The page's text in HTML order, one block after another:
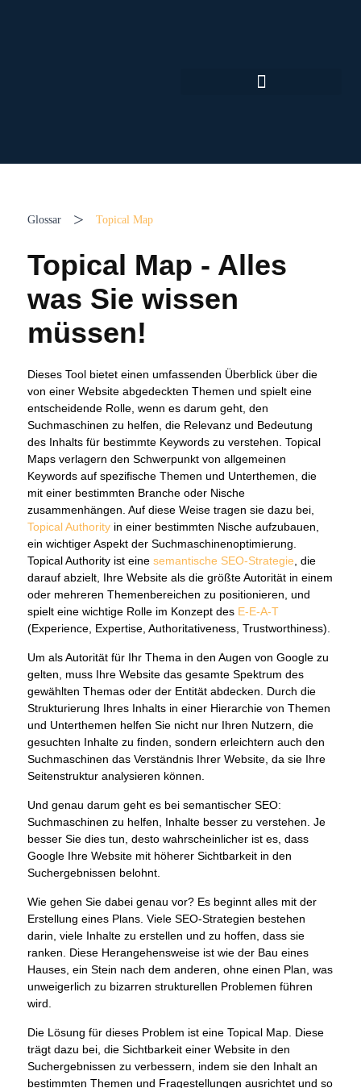
Glossar > Topical Map
Topical Map - Alles
was Sie wissen
müssen!
Dieses Tool bietet einen umfassenden Überblick über die
von einer Website abgedeckten Themen und spielt eine
entscheidende Rolle, wenn es darum geht, den
Suchmaschinen zu helfen, die Relevanz und Bedeutung
des Inhalts für bestimmte Keywords zu verstehen. Topical
Maps verlagern den Schwerpunkt von allgemeinen
Keywords auf spezifische Themen und Unterthemen, die
mit einer bestimmten Branche oder Nische
zusammenhängen. Auf diese Weise tragen sie dazu bei,
Topical Authority in einer bestimmten Nische aufzubauen,
ein wichtiger Aspekt der Suchmaschinenoptimierung.
Topical Authority ist eine semantische SEO-Strategie , die
darauf abzielt, Ihre Website als die größte Autorität in einem
oder mehreren Themenbereichen zu positionieren, und
spielt eine wichtige Rolle im Konzept des E-E-A-T
(Experience, Expertise, Authoritativeness, Trustworthiness).
Um als Autorität für Ihr Thema in den Augen von Google zu
gelten, muss Ihre Website das gesamte Spektrum des
gewählten Themas oder der Entität abdecken. Durch die
Strukturierung Ihres Inhalts in einer Hierarchie von Themen
und Unterthemen helfen Sie nicht nur Ihren Nutzern, die
gesuchten Inhalte zu finden, sondern erleichtern auch den
Suchmaschinen das Verständnis Ihrer Website, da sie Ihre
Seitenstruktur analysieren können.
Und genau darum geht es bei semantischer SEO:
Suchmaschinen zu helfen, Inhalte besser zu verstehen. Je
besser Sie dies tun, desto wahrscheinlicher ist es, dass
Google Ihre Website mit höherer Sichtbarkeit in den
Suchergebnissen belohnt.
Wie gehen Sie dabei genau vor? Es beginnt alles mit der
Erstellung eines Plans. Viele SEO-Strategien bestehen
darin, viele Inhalte zu erstellen und zu hoffen, dass sie
ranken. Diese Herangehensweise ist wie der Bau eines
Hauses, ein Stein nach dem anderen, ohne einen Plan, was
unweigerlich zu bizarren strukturellen Problemen führen
wird.
Die Lösung für dieses Problem ist eine Topical Map. Diese
trägt dazu bei, die Sichtbarkeit einer Website in den
Suchergebnissen zu verbessern, indem sie den Inhalt an
bestimmten Themen und Fragestellungen ausrichtet und so